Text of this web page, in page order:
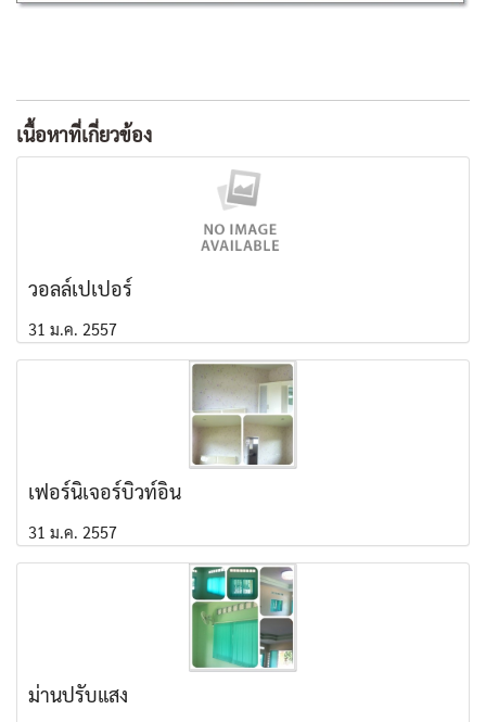
เนื้อหาที่เกี่ยวข้อง
วอลล์เปเปอร์
31 ม.ค. 2557
เฟอร์นิเจอร์บิวท์อิน
31 ม.ค. 2557
ม่านปรับแสง